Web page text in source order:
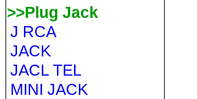
>>Plug Jack
J RCA
JACK
JACL TEL
MINI JACK